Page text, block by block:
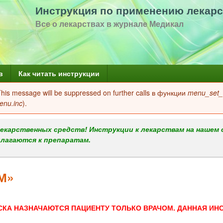
Перейти
к
содержанию
Инструкция по применению
Все о лекарствах в журнале Медикал
Как читать инструкции
message will be suppressed on further calls в функции
).
средств! Инструкции к лекарствам на нашем
к препаратам.
НАЗНАЧАЮТСЯ ПАЦИЕНТУ ТОЛЬКО ВРАЧОМ. ДАННАЯ